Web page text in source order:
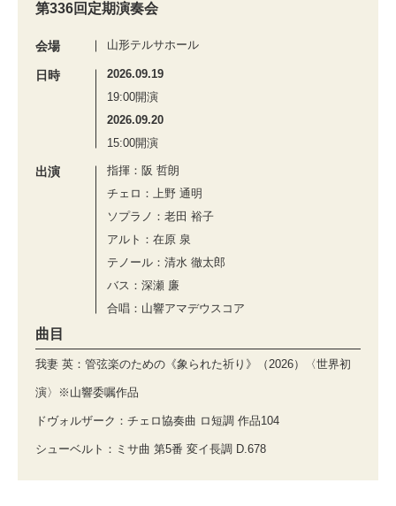
第336回定期演奏会
会場 山形テルサホール
日時
2026.09.19
19:00開演
2026.09.20
15:00開演
出演
指揮：阪 哲朗
チェロ：上野 通明
ソプラノ：老田 裕子
アルト：在原 泉
テノール：清水 徹太郎
バス：深瀬 廉
合唱：山響アマデウスコア
曲目
我妻 英：管弦楽のための《象られた祈り》（2026）〈世界初
演〉※山響委嘱作品
ドヴォルザーク：チェロ協奏曲 ロ短調 作品104
シューベルト：ミサ曲 第5番 変イ長調 D.678